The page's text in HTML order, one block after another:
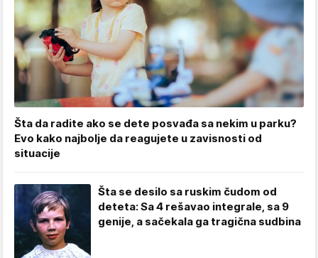
Šta da radite ako se dete posvađa sa nekim u parku?
Evo kako najbolje da reagujete u zavisnosti od
situacije
Šta se desilo sa ruskim čudom od
deteta: Sa 4 rešavao integrale, sa 9
genije, a sačekala ga tragična sudbina